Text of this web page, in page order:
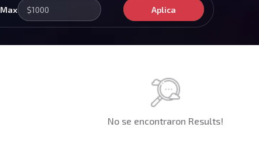
Max Aplica
No se encontraron Results!